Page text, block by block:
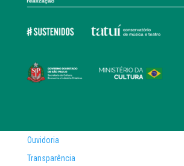
Ouvidoria
Transparência